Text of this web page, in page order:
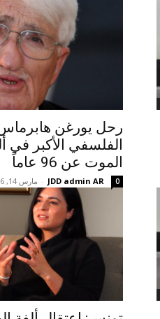
رحل يورغن
الفلسفي الأكبر في
الموت عن 96 عاماً
JDD admin AR
- مارس 14, 2026 0